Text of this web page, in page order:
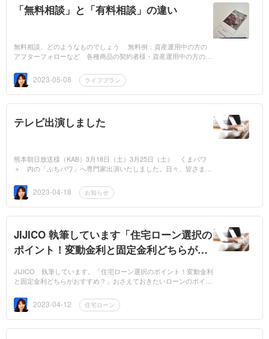
「無料相談」と「有料相談」の違い
無料相談、どのようなものでしょう 無料例：資産運用中の方の
アフターフォローなど 各種商品の契約者様・資産運用中の方のア
野、アフ...2023-05-08 ライフプラン
テレビ出演しました
熊本朝日放送様（KAB）3月18日（土）3月25日（土） くまパワ
＋ 内の「ぷちパワ」へ専門家出演いたしました。日々、皆さまの
遠い将...2023-04-18 お知らせ
JIJICO 執筆しています「住宅ローン選択の
ポイント！変動金利と固定金利どちらがお
JIJICO 執筆しています。「住宅ローン選択のポイント！変動金利
と固定金利どちらがおすすめ？」おさえておきたいローンのポイン
2023-04-12 住宅ローン